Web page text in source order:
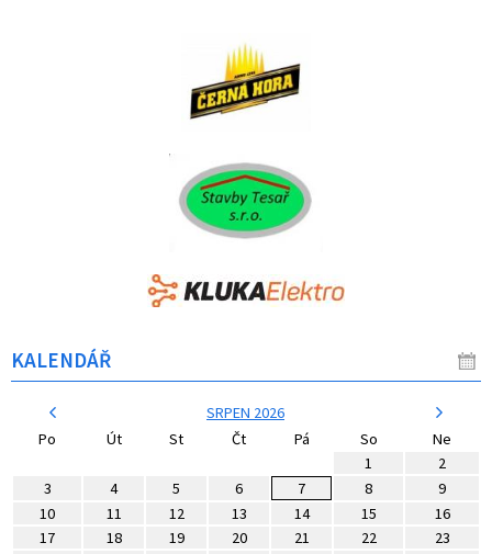
KALENDÁŘ
SRPEN 2026
Po
Út St Čt Pá So
Ne
1
2
3
4 5 6 7 8
9
10
11 12 13 14 15
16
17
18 19 20 21 22
23